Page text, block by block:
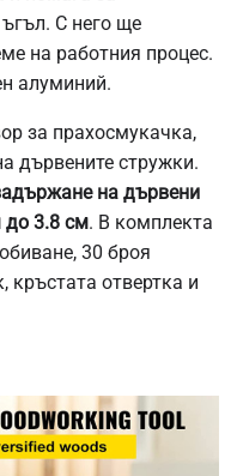
С него ще
на работния процес.
алуминий.
за прахосмукачка,
дървените стружки.
на дървени
до 3.8 см. В комплекта
30 броя
кръстата отвертка и